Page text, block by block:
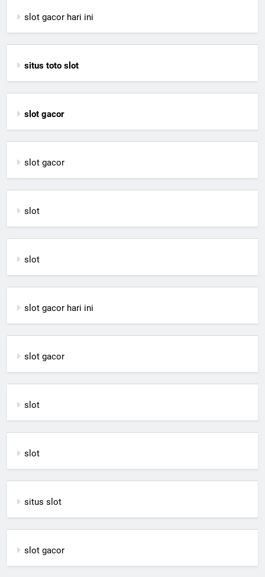
slot gacor hari ini
situs toto slot
slot gacor
slot gacor
slot
slot
slot gacor hari ini
slot gacor
slot
slot
situs slot
slot gacor